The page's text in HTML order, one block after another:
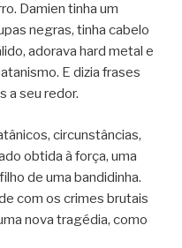
Damien tinha um
negras, tinha cabelo
adorava hard metal e
E dizia frases
a seu redor.
circunstâncias,
obtida à força, uma
de uma bandidinha.
com os crimes brutais
nova tragédia, como